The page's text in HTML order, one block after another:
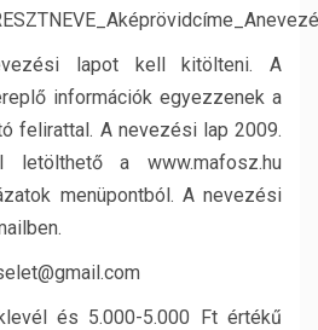
lapot kell kitölteni. A
információk egyezzenek a
felirattal. A nevezési lap 2009.
letölthető a www.mafosz.hu
menüpontból. A nevezési
és 5.000-5.000 Ft értékű